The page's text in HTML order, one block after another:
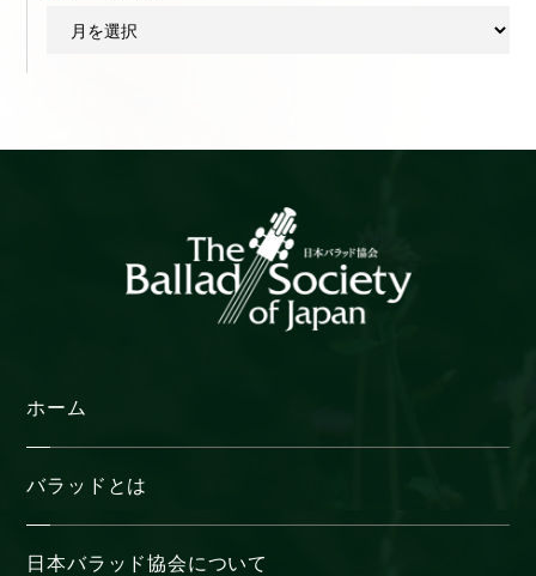
ブ
ホーム
バラッドとは
日本バラッド協会について